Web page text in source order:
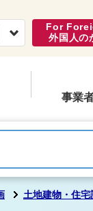
式ホームページ
くら
For
外国人の
事業
土地建物・住宅